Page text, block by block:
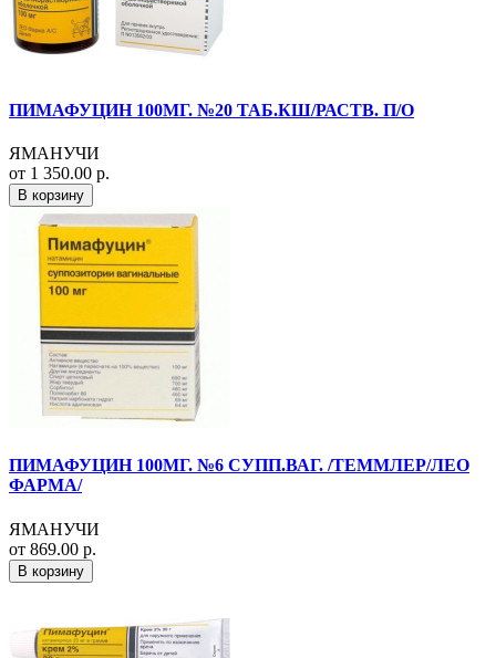
ПИМАФУЦИН 100МГ. №20 ТАБ.КШ/РАСТВ. П/О
ЯМАНУЧИ
от 1 350.00 р.
В корзину
ПИМАФУЦИН 100МГ. №6 СУПП.ВАГ. /ТЕММЛЕР/ЛЕО
ФАРМА/
ЯМАНУЧИ
от 869.00 р.
В корзину